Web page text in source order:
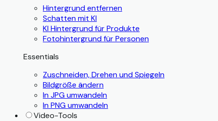
Hintergrund entfernen
Schatten mit KI
KI Hintergrund für Produkte
Fotohintergrund für Personen
Essentials
Zuschneiden, Drehen und Spiegeln
Bildgröße ändern
In JPG umwandeln
In PNG umwandeln
Video-Tools